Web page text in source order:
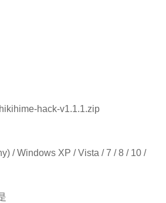
hack-v1.1.1.zip
/ Windows XP / Vista / 7 / 8 / 10 /